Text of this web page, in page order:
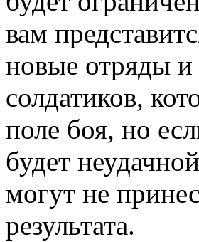
вам
новые отряды
солдатиков,
поле боя, но
будет
могут не
результата.